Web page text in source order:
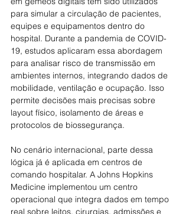
para simular a circulação de pacientes,
equipes e equipamentos dentro do
hospital. Durante a pandemia de COVID-
19, estudos aplicaram essa abordagem
para analisar risco de transmissão em
ambientes internos, integrando dados de
mobilidade, ventilação e ocupação. Isso
permite decisões mais precisas sobre
layout físico, isolamento de áreas e
protocolos de biossegurança.
No cenário internacional, parte dessa
lógica já é aplicada em centros de
comando hospitalar. A Johns Hopkins
Medicine implementou um centro
operacional que integra dados em tempo
real sobre leitos, cirurgias, admissões e